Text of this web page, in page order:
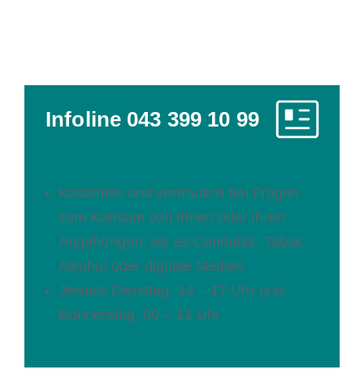
Infoline 043 399 10 99
Kostenlos und vertraulich bei Fragen
zum Konsum von Ihnen oder Ihren
Angehörigen, sei es Cannabis, Tabak,
Alkohol oder digitale Medien
Jeweils Dienstag, 14 – 17 Uhr und
Donnerstag, 09 – 12 Uhr